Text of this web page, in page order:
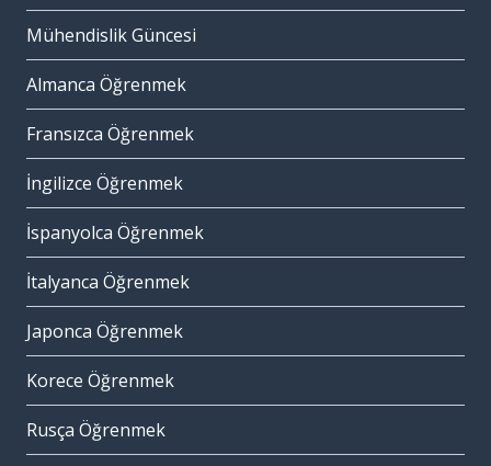
Mühendislik Güncesi
Almanca Öğrenmek
Fransızca Öğrenmek
İngilizce Öğrenmek
İspanyolca Öğrenmek
İtalyanca Öğrenmek
Japonca Öğrenmek
Korece Öğrenmek
Rusça Öğrenmek